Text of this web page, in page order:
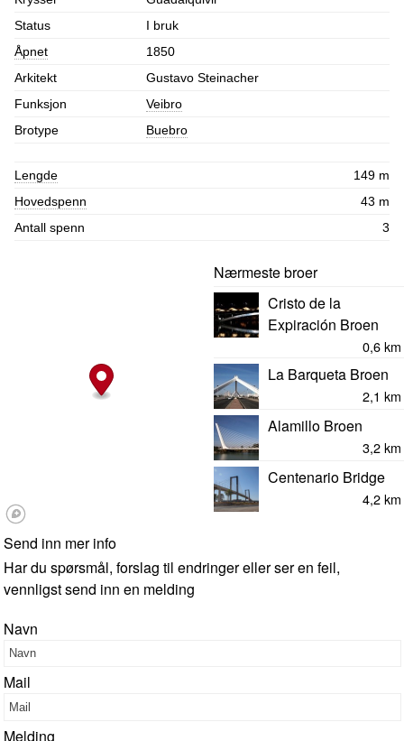
Status
I bruk
Åpnet
1850
Arkitekt
Gustavo Steinacher
Funksjon
Veibro
Brotype
Buebro
Lengde
149 m
Hovedspenn
43 m
Antall spenn
3
Nærmeste broer
Cristo de la
Expiración Broen
0,6 km
La Barqueta Broen
2,1 km
Alamillo Broen
3,2 km
Centenario Bridge
4,2 km
Send inn mer info
Har du spørsmål, forslag til endringer eller ser en feil,
vennligst send inn en melding
Navn
Mail
Melding